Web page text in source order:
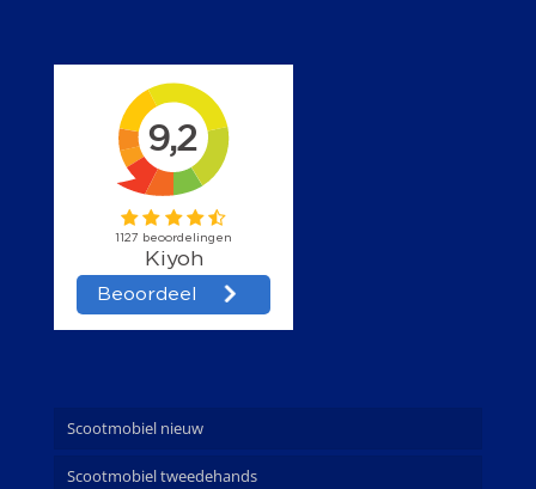
Scootmobiel nieuw
Scootmobiel tweedehands